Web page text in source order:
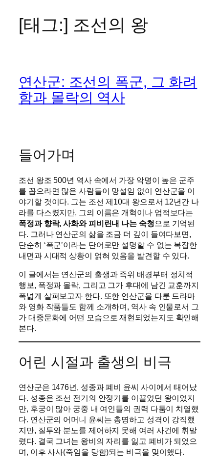
[태그:] 조선의 왕
연산군: 조선의 폭군, 그 화려
함과 몰락의 역사
들어가며
조선 왕조 500년 역사 속에서 가장 악명이 높은 군주
를 꼽으라면 많은 사람들이 망설임 없이 연산군을 이
야기할 것이다. 그는 조선 제10대 왕으로서 12년간 나
라를 다스렸지만, 그의 이름은 개혁이나 업적보다는
폭정과 향락, 사화와 피비린내 나는 숙청으로 기억된
다. 그러나 연산군의 삶을 조금 더 깊이 들여다보면,
단순히 ‘폭군’이라는 단어로만 설명할 수 없는 복잡한
내면과 시대적 상황이 얽혀 있음을 발견할 수 있다.
이 글에서는 연산군의 출생과 즉위 배경부터 정치적
행보, 폭정과 몰락, 그리고 그가 후대에 남긴 교훈까지
폭넓게 살펴보고자 한다. 또한 연산군을 다룬 드라마
와 영화 작품들도 함께 소개하며, 역사 속 인물로서 그
가 대중문화에 어떤 모습으로 재현되었는지도 확인해
본다.
어린 시절과 출생의 비극
연산군은 1476년, 성종과 폐비 윤씨 사이에서 태어났
다. 성종은 조선 전기의 안정기를 이끌었던 왕이었지
만, 후궁이 많아 궁중 내 여인들의 권력 다툼이 치열했
다. 연산군의 어머니 윤씨는 총명하고 성격이 강직했
지만, 질투와 분노를 제어하지 못해 여러 사건에 휘말
렸다. 결국 그녀는 왕비의 자리를 잃고 폐비가 되었으
며, 이후 사사(죽임을 당함)되는 비극을 맞이했다.